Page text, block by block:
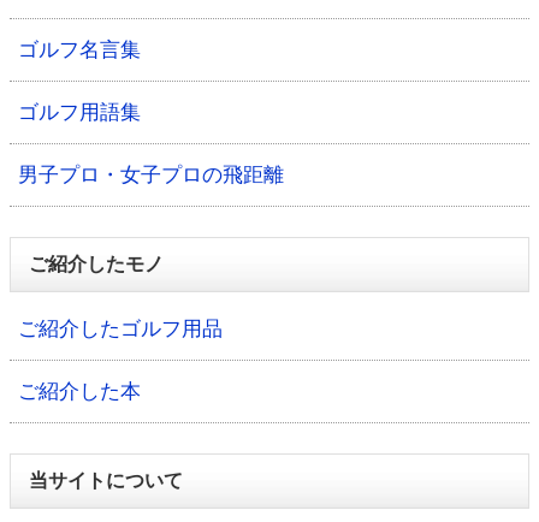
ゴルフ名言集
ゴルフ用語集
男子プロ・女子プロの飛距離
ご紹介したモノ
ご紹介したゴルフ用品
ご紹介した本
当サイトについて